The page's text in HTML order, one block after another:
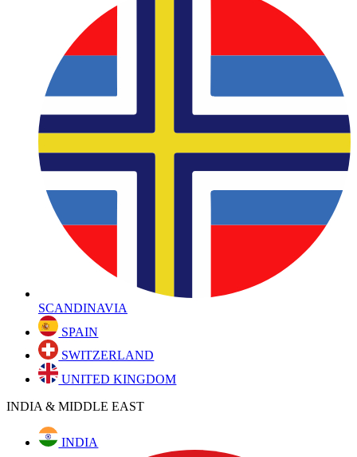
SCANDINAVIA
SPAIN
SWITZERLAND
UNITED KINGDOM
INDIA & MIDDLE EAST
INDIA